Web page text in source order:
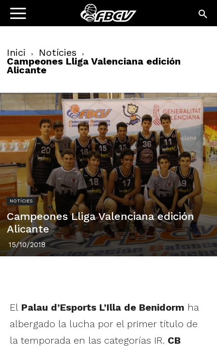
Inici Notícies
Campeones Lliga Valenciana edición
Alicante
NOTÍCIES
Campeones Lliga Valenciana edición
Alicante
15/10/2018
El Palau d’Esports L’Illa de Benidorm ha
albergado la lucha por el primer título de
la temporada en las categorías IR. CB